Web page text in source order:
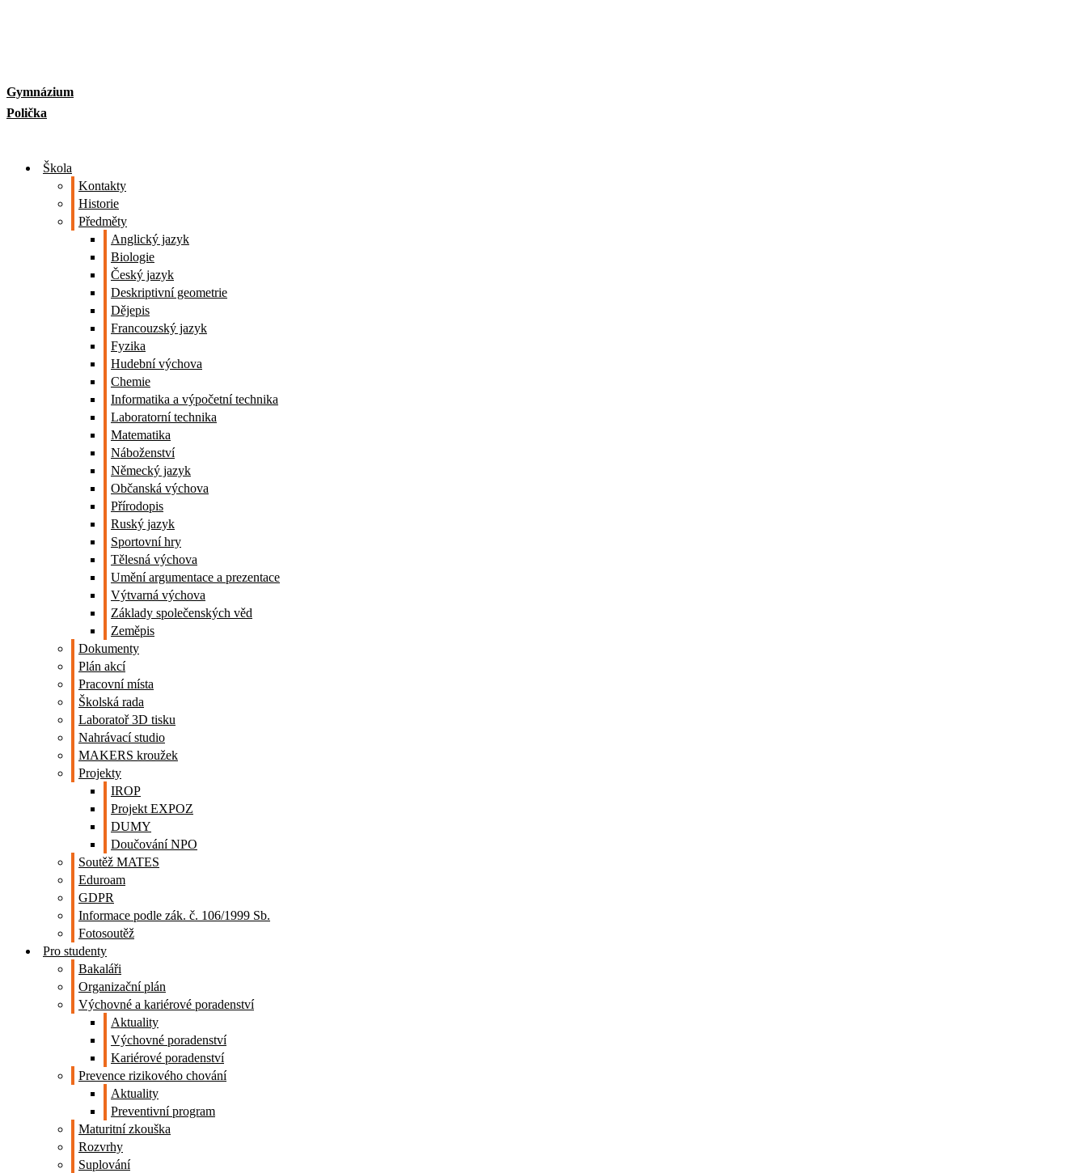
Gymnázium
Polička
Škola
Kontakty
Historie
Předměty
Anglický jazyk
Biologie
Český jazyk
Deskriptivní geometrie
Dějepis
Francouzský jazyk
Fyzika
Hudební výchova
Chemie
Informatika a výpočetní technika
Laboratorní technika
Matematika
Náboženství
Německý jazyk
Občanská výchova
Přírodopis
Ruský jazyk
Sportovní hry
Tělesná výchova
Umění argumentace a prezentace
Výtvarná výchova
Základy společenských věd
Zeměpis
Dokumenty
Plán akcí
Pracovní místa
Školská rada
Laboratoř 3D tisku
Nahrávací studio
MAKERS kroužek
Projekty
IROP
Projekt EXPOZ
DUMY
Doučování NPO
Soutěž MATES
Eduroam
GDPR
Informace podle zák. č. 106/1999 Sb.
Fotosoutěž
Pro studenty
Bakaláři
Organizační plán
Výchovné a kariérové poradenství
Aktuality
Výchovné poradenství
Kariérové poradenství
Prevence rizikového chování
Aktuality
Preventivní program
Maturitní zkouška
Rozvrhy
Suplování